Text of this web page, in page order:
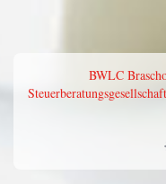
BWLC
Steuerberatungsgesellschaft